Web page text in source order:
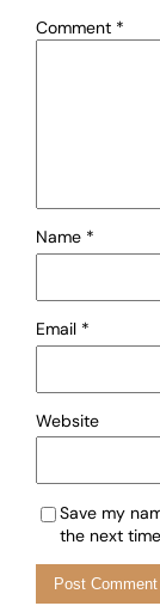
Comment *
Name *
Email *
Website
Save my
the next